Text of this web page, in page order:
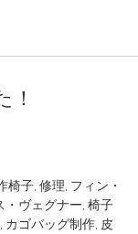
！
椅子, 修理, フィン・
・ヴェグナー, 椅子
, カゴバッグ制作, 皮